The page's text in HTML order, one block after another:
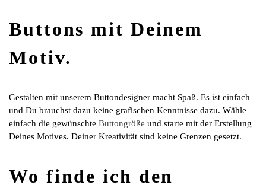
Buttons mit Deinem
Motiv.
Gestalten mit unserem Buttondesigner macht Spaß. Es ist einfach
und Du brauchst dazu keine grafischen Kenntnisse dazu. Wähle
einfach die gewünschte Buttongröße und starte mit der Erstellung
Deines Motives. Deiner Kreativität sind keine Grenzen gesetzt.
Wo finde ich den